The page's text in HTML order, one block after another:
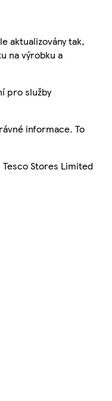
aktualizovány tak,
na výrobku a
pro služby
informace. To
Stores Limited